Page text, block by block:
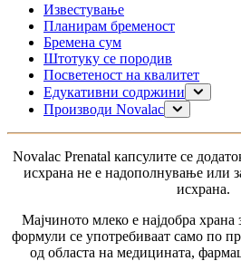
Известување
Планирам бременост
Бремена сум
Штотуку се породив
Посветеност на квалитет
Едукативни содржини
Планирање на бременост
Моето дете
Производи Novalac
6-12 месеци
1-3 години
за доенчиња без
За доенчиња со алергија
Novalac Рrenatal капсулите се
исхрана не е надополнување или
исхрана.
Мајчиното млеко е најдобра
формули се употребиваат само по
од областа на медицината,